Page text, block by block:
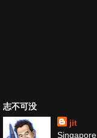
志不可没
jit
Singapore